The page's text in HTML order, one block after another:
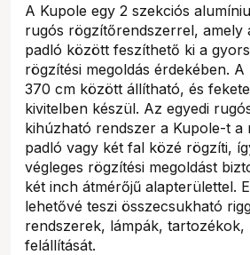
A Kupole egy 2 szekciós
rugós rögzítőrendszerrel, amely
padló között feszíthető ki a
rögzítési megoldás érdekében. A
370 cm között állítható, és
kivitelben készül. Az egyedi
kihúzható rendszer a Kupole-t a
padló vagy két fal közé rögzíti,
végleges rögzítési megoldást
két inch átmérőjű alapterülettel.
lehetővé teszi összecsukható
rendszerek, lámpák, tartozékok,
felállítását.